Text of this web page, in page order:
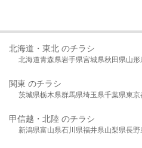
北海道・東北 のチラシ
北海道青森県岩手県宮城県秋田県山形
関東 のチラシ
茨城県栃木県群馬県埼玉県千葉県東京
甲信越・北陸 のチラシ
新潟県富山県石川県福井県山梨県長野